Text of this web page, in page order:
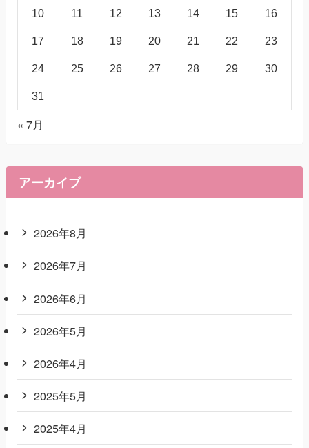
10 11 12 13 14 15 16
17 18 19 20 21 22 23
24 25 26 27 28 29 30
31
« 7月
アーカイブ
2026年8月
2026年7月
2026年6月
2026年5月
2026年4月
2025年5月
2025年4月